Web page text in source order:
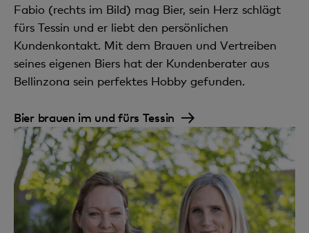
Fabio (rechts im Bild) mag Bier, sein Herz schlägt
fürs Tessin und er liebt den persönlichen
Kundenkontakt. Mit dem Brauen und Vertreiben
seines eigenen Biers hat der Kundenberater aus
Bellinzona sein perfektes Hobby gefunden.
Bier brauen im und fürs Tessin